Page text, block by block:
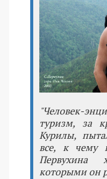
"Человек-
туризм, за
Курилы,
все, к чему
Первухина
которыми он